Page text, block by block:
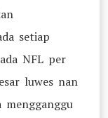
setiap
NFL per
luwes nan
mengganggu